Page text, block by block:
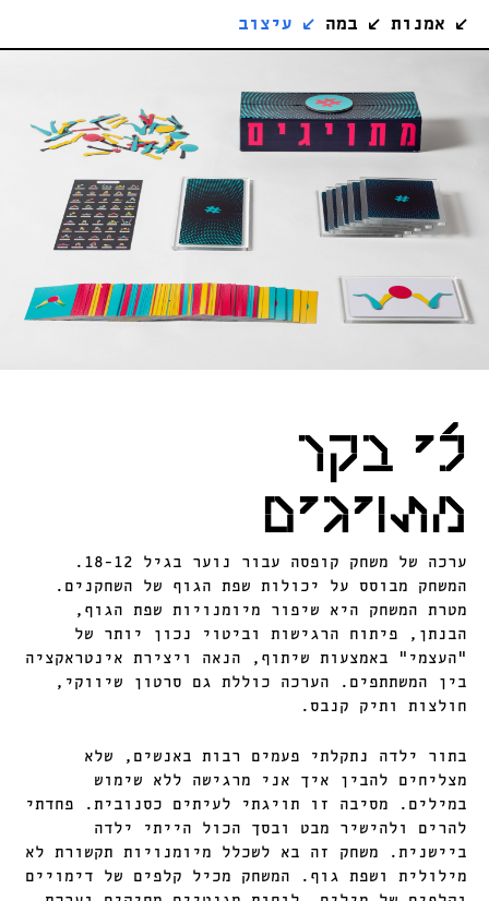
↙ אמנות ↙ במה ↙ עיצוב
לי בקר
מתויגים
ערכה של משחק קופסה עבור נוער בגיל 18-12.
המשחק מבוסס על יכולות שפת הגוף של השחקנים.
מטרת המשחק היא שיפור מיומנויות שפת הגוף,
הבנתן, פיתוח הרגישות וביטוי נכון יותר של
"העצמי" באמצעות שיתוף, הנאה ויצירת אינטראקציה
בין המשתתפים. הערכה כוללת גם סרטון שיווקי,
חולצות ותיק קנבס.
בתור ילדה נתקלתי פעמים רבות באנשים, שלא
מצליחים להבין איך אני מרגישה ללא שימוש
במילים. מסיבה זו תויגתי לעיתים כסנובית. פחדתי
להרים ולהישיר מבט ובסך הכול הייתי ילדה
ביישנית. משחק זה בא לשכלל מיומנויות תקשורת לא
מילולית ושפת גוף. המשחק מכיל קלפים של דימויים